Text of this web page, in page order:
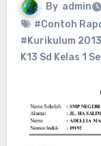
By admin
#Contoh
#Kurikulum 2013
K13 Sd Kelas 1